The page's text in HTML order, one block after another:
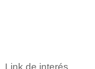
Link de interés